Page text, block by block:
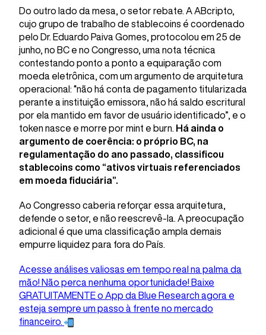
Do outro lado da mesa, o setor rebate. A ABcripto,
cujo grupo de trabalho de stablecoins é coordenado
pelo Dr. Eduardo Paiva Gomes, protocolou em 25 de
junho, no BC e no Congresso, uma nota técnica
contestando ponto a ponto a equiparação com
moeda eletrônica, com um argumento de arquitetura
operacional: “não há conta de pagamento titularizada
perante a instituição emissora, não há saldo escritural
por ela mantido em favor de usuário identificado”, e o
token nasce e morre por mint e burn.
Há ainda o
argumento de coerência: o próprio BC, na
regulamentação do ano passado, classificou
stablecoins como “ativos virtuais referenciados
em moeda fiduciária”.
Ao Congresso caberia reforçar essa arquitetura,
defende o setor, e não reescrevê-la. A preocupação
adicional é que uma classificação ampla demais
empurre liquidez para fora do País.
Acesse análises valiosas em tempo real na palma da
mão! Não perca nenhuma oportunidade! Baixe
GRATUITAMENTE o App da Blue Research agora e
esteja sempre um passo à frente no mercado
financeiro.